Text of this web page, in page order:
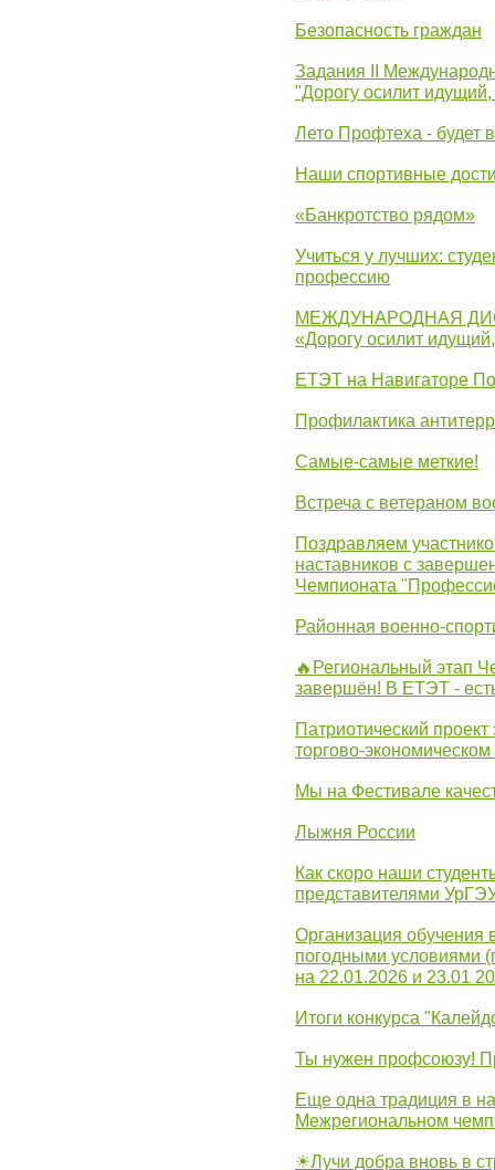
Безопасность граждан
Задания II
"Дорогу осилит
Лето Профтеха - будет
Наши спортивные
«Банкротство рядом»
Учиться у лучших:
профессию
МЕЖДУНАРОДНАЯ
«Дорогу осилит
ЕТЭТ на Навигаторе
Профилактика
Самые-самые меткие!
Встреча с ветераном
Поздравляем
наставников с
Чемпионата
Районная военно-
🔥Региональный этап
завершён! В ЕТЭТ -
Патриотический
торгово-
Мы на Фестивале
Лыжня России
Как скоро наши
представителями
Организация обучения
погодными условиями
на 22.01.2026 и 23.01
Итоги конкурса
Ты нужен профсоюзу!
Еще одна традиция в
Межрегиональном
☀Лучи добра вновь в